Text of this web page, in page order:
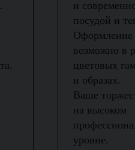
и
посудой и
Оформление
возможно в
цветовых
и образах.
Ваше
на высоком
уровне.